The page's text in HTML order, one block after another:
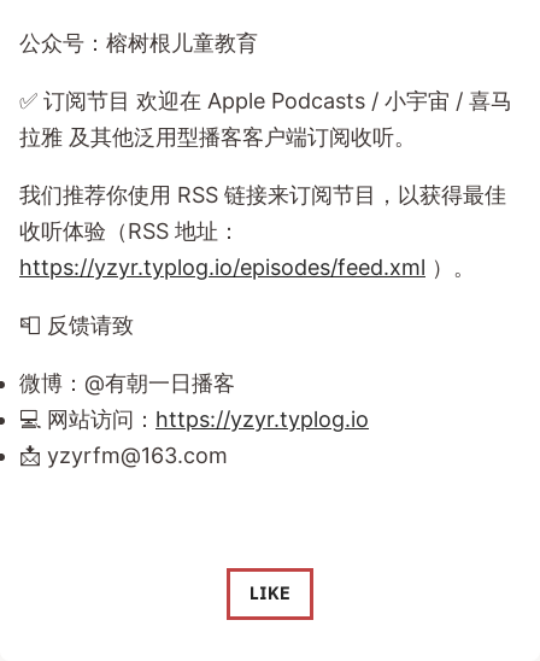
公众号：榕树根儿童教育
✅️ 订阅节目 欢迎在 Apple Podcasts / 小宇宙 / 喜马
拉雅 及其他泛用型播客客户端订阅收听。
我们推荐你使用 RSS 链接来订阅节目，以获得最佳
收听体验（RSS 地址：
https://yzyr.typlog.io/episodes/feed.xml ）。
📮 反馈请致
微博：@有朝一日播客
💻 网站访问： https://yzyr.typlog.io
📩 yzyrfm@163.com
LIKE